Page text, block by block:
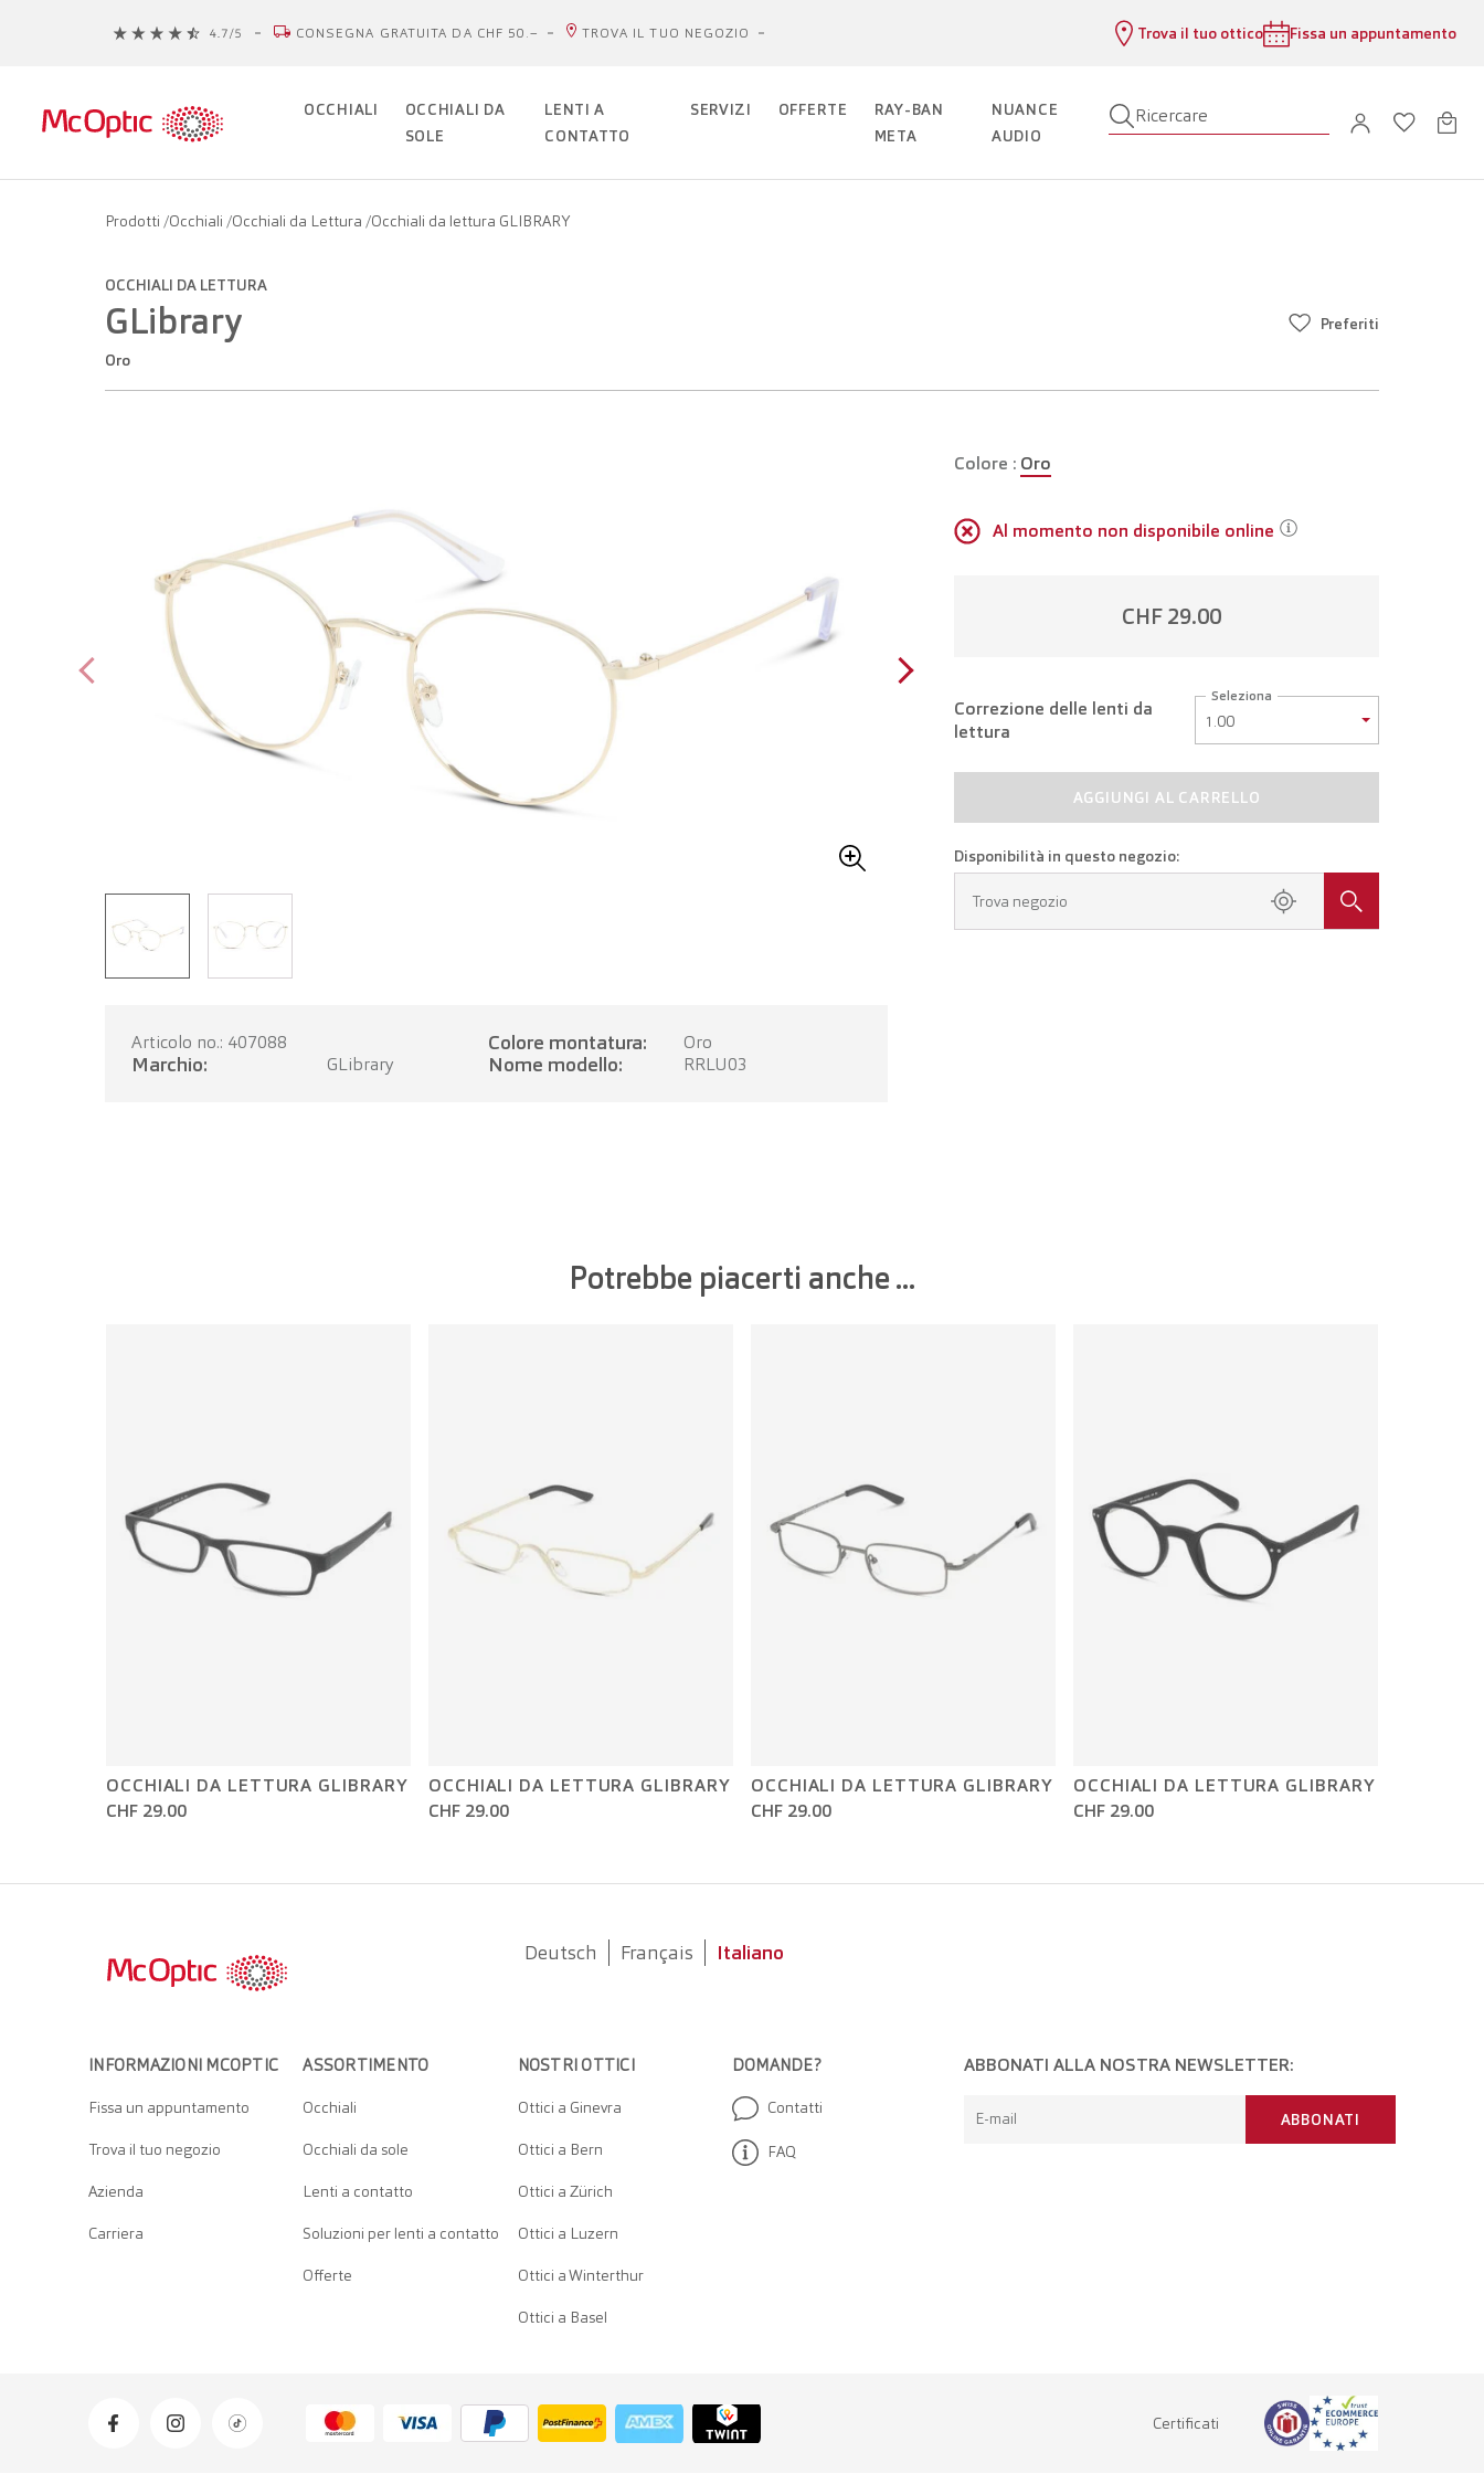
CONSEGNA GRATUITA DA CHF 50.– TROVA IL TUO NEGOZIO Trova il tuo ottico Fissa un appuntamento
OCCHIALI
OCCHIALI DA
SOLE
LENTI A
CONTATTO
SERVIZI OFFERTE
RAY-BAN
META
NUANCE
AUDIO
Ricercare
Prodotti /Occhiali /Occhiali da Lettura /Occhiali da lettura GLIBRARY
OCCHIALI DA LETTURA
GLibrary
Oro
Preferiti
Colore : Oro
Al momento non disponibile online
CHF 29.00
Correzione delle lenti da
lettura
Seleziona
AGGIUNGI AL CARRELLO
Disponibilità in questo negozio:
Trova negozio
Articolo no.: 407088 Colore montatura: Oro
Marchio: GLibrary Nome modello: RRLU03
Potrebbe piacerti anche ...
OCCHIALI DA LETTURA GLIBRARY
CHF 29.00
OCCHIALI DA LETTURA GLIBRARY
CHF 29.00
OCCHIALI DA LETTURA GLIBRARY
CHF 29.00
OCCHIALI DA LETTURA GLIBRARY
CHF 29.00
Deutsch Français Italiano
INFORMAZIONI MCOPTIC
Fissa un appuntamento
Trova il tuo negozio
Azienda
Carriera
ASSORTIMENTO
Occhiali
Occhiali da sole
Lenti a contatto
Soluzioni per lenti a contatto
Offerte
NOSTRI OTTICI
Ottici a Ginevra
Ottici a Bern
Ottici a Zürich
Ottici a Luzern
Ottici a Winterthur
Ottici a Basel
DOMANDE?
Contatti
FAQ
ABBONATI ALLA NOSTRA NEWSLETTER:
E-mail ABBONATI
Certificati